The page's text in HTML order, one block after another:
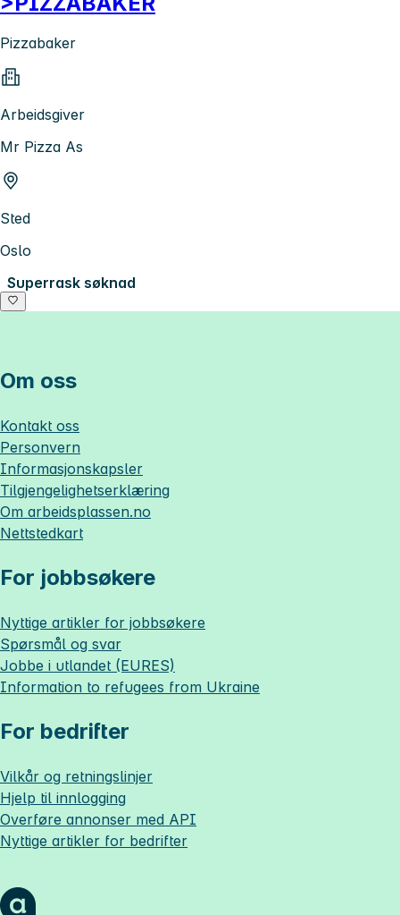
Pizzabaker
Arbeidsgiver
Mr Pizza As
Sted
Oslo
Superrask søknad
Om oss
Kontakt oss
Personvern
Informasjonskapsler
Tilgjengelighetserklæring
Om arbeidsplassen.no
Nettstedkart
For jobbsøkere
Nyttige artikler for jobbsøkere
Spørsmål og svar
Jobbe i utlandet (EURES)
Information to refugees from Ukraine
For bedrifter
Vilkår og retningslinjer
Hjelp til innlogging
Overføre annonser med API
Nyttige artikler for bedrifter